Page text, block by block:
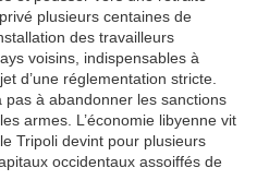
plusieurs centaines de
des travailleurs
voisins, indispensables à
d’une réglementation stricte.
à abandonner les sanctions
armes. L’économie libyenne vit
Tripoli devint pour plusieurs
occidentaux assoiffés de